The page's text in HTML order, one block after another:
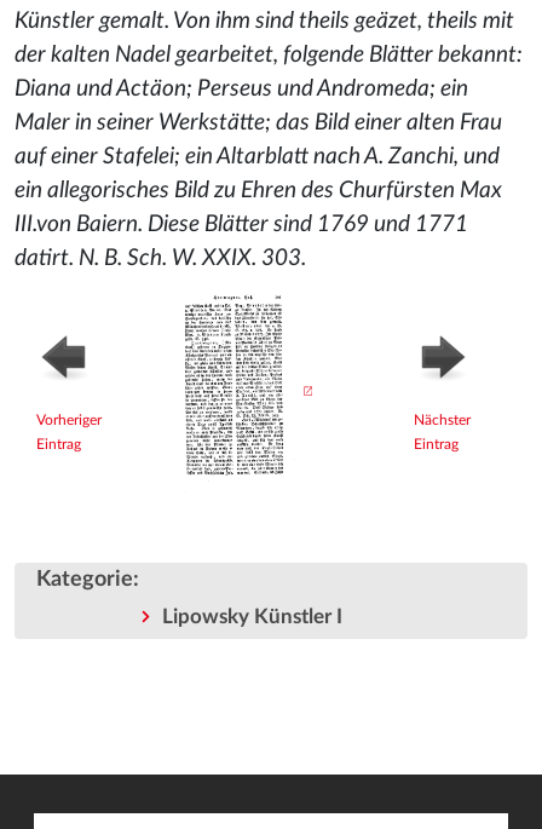
Künstler gemalt. Von ihm sind theils geäzet, theils mit
der kalten Nadel gearbeitet, folgende Blätter bekannt:
Diana und Actäon; Perseus und Andromeda; ein
Maler in seiner Werkstätte; das Bild einer alten Frau
auf einer Stafelei; ein Altarblatt nach A. Zanchi, und
ein allegorisches Bild zu Ehren des Churfürsten Max
III.von Baiern. Diese Blätter sind 1769 und 1771
datirt. N. B. Sch. W. XXIX. 303.
Vorheriger
Eintrag
Nächster
Eintrag
Kategorie:
Lipowsky Künstler I